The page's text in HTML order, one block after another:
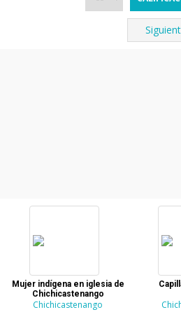
Mujer indígena en iglesia de
Chichicastenango
Chichicastenango